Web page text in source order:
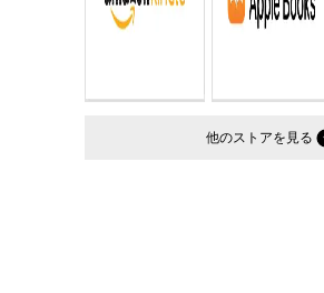
他のストア